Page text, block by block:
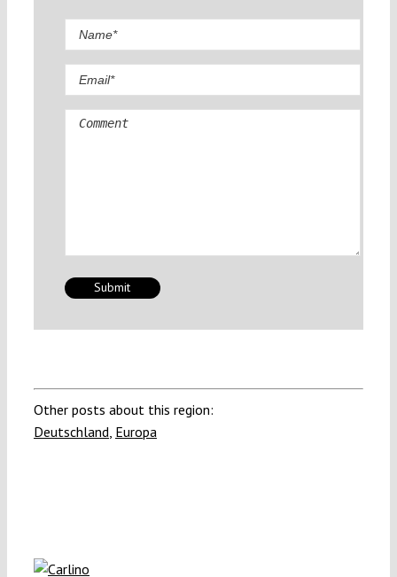
Comment
Other posts about this region:
Deutschland Europa